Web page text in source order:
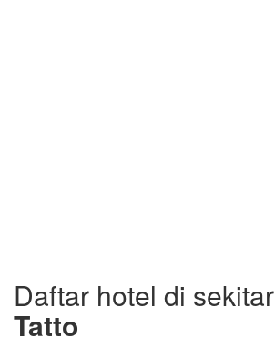
Daftar hotel di sekitar
Tatto